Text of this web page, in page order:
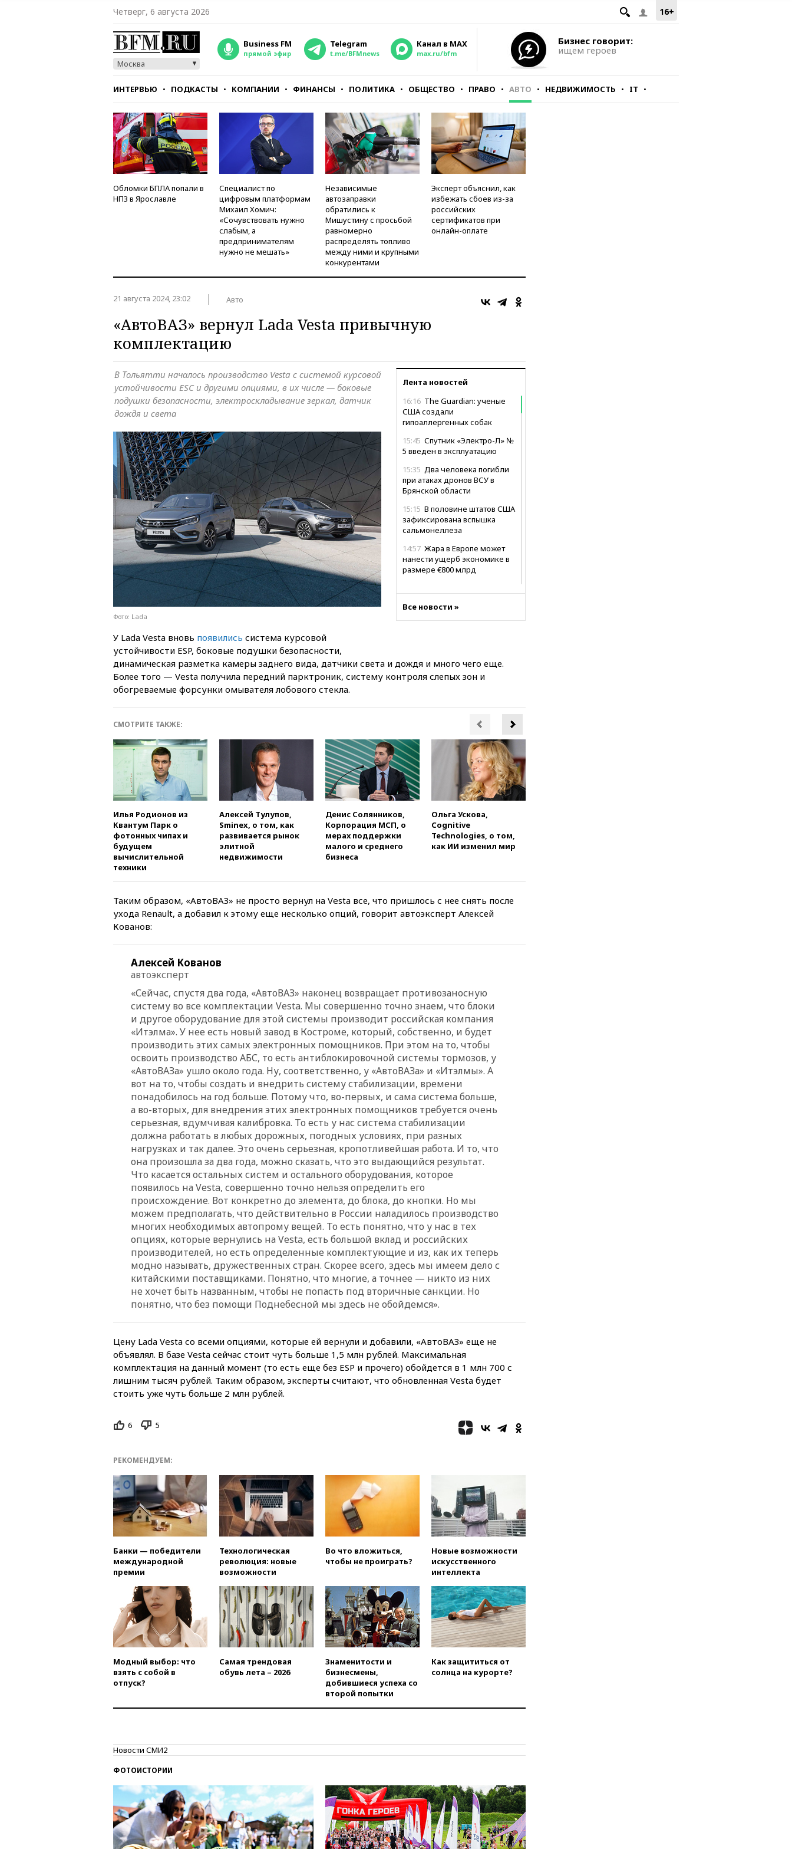
16+
Четверг, 6 августа 2026
Москва
Business FM
прямой эфир
Telegram
t.me/BFMnews
Канал в MAX
max.ru/bfm
Бизнес говорит:
ищем героев
ИНТЕРВЬЮ ПОДКАСТЫ КОМПАНИИ ФИНАНСЫ ПОЛИТИКА ОБЩЕСТВО ПРАВО АВТО НЕДВИЖИМОСТЬ IT
СТИЛЬ ТЕСТЫ
Обломки БПЛА попали в
НПЗ в Ярославле
Специалист по
цифровым платформам
Михаил Хомич:
«Сочувствовать нужно
слабым, а
предпринимателям
нужно не мешать»
Независимые
автозаправки
обратились к
Мишустину с просьбой
равномерно
распределять топливо
между ними и крупными
конкурентами
Эксперт объяснил, как
избежать сбоев из-за
российских
сертификатов при
онлайн-оплате
21 августа 2024, 23:02 Авто
«АвтоВАЗ» вернул Lada Vesta привычную
комплектацию
Лента новостей
16:16 The Guardian: ученые
США создали
гипоаллергенных собак
15:45 Спутник «Электро-Л» №
5 введен в эксплуатацию
15:35 Два человека погибли
при атаках дронов ВСУ в
Брянской области
15:15 В половине штатов США
зафиксирована вспышка
сальмонеллеза
14:57 Жара в Европе может
нанести ущерб экономике в
размере €800 млрд
дефицита боеприпасов
14:21АТОР сообщила о
снижении цен на авиабилеты
14:19Масштабный сбой
«Ведомости»: Озон банк
не пострадает от британских
санкций
13:58
Медведев назвал
Японию вассалом США
13:45
В Петербурге достроили
новый тоннель зеленой ветки
метро
В эфире «Радиостанции
Судного дня» прозвучали три
13:29Восемь человек
автомобиля на толпу в Омске
WP: Трамп определился
12:57В Луганске при ракетном
ударе ВСУ по складу
пострадали пять человек
12:44 МВД: число
преступлений, связанных с
отмыванием денег, достигло
рекордного показателя
12:40
В Подмосковье
женщина и трехлетний
ребенок погибли при падении
из окна
В России с 1 сентября
изменятся билеты на
общественный транспорт
12:15
Иран и Оман
согласовали главные пункты
сделки по открытию
Ормузского пролива
11:58Politico: США
восстановили обмен
разведданными с Украиной
11:58 Великобритания
расширила санкции против
России
В Ярославской области
обломки БПЛА упали в
11:19
МИД России ответил на
критику мэра Хиросимы в
годовщину ядерной
бомбардировки
Оверчук заявил о
Президент ФИФА
10:38
Роскачество нашло
кишечную палочку в бургерах
пяти популярных сетей
фастфуда
СКР рассматривает три
основные версии
произошедшего с Cessna-182
10:18
В Приморье задержаны
подростки, планировавшие
теракт на объекте Росгвардии
09:59
The Spectator:
отсутствие ракет для Patriot у
Украины приведет к
поражению Киева
МВД Германии:
инцидент с дроном в
аэропорту Лейпцига —
«сценарий гибридной атаки»
09:32В Тверской области
09:18В Ярославской области
09:16Трамп сообщил об
огромном запасе боеприпасов
в США
08:54В Таиланде сегодня
Все новости »
В Тольятти началось производство Vesta с системой курсовой
устойчивости ESC и другими опциями, в их числе — боковые
подушки безопасности, электроскладывание зеркал, датчик
дождя и света
Фото: Lada
У Lada Vesta вновь появились система курсовой
устойчивости ESP, боковые подушки безопасности,
динамическая разметка камеры заднего вида, датчики света и дождя и много чего еще.
Более того — Vesta получила передний парктроник, систему контроля слепых зон и
обогреваемые форсунки омывателя лобового стекла.
СМОТРИТЕ ТАКЖЕ:
Илья Родионов из
Квантум Парк о
фотонных чипах и
будущем
вычислительной
техники
Алексей Тулупов,
Sminex, о том, как
развивается рынок
элитной
недвижимости
Денис Солянников,
Корпорация МСП, о
мерах поддержки
малого и среднего
бизнеса
Ольга Ускова,
Cognitive
Technologies, о том,
как ИИ изменил мир
Таким образом, «АвтоВАЗ» не просто вернул на Vesta все, что пришлось с нее снять после
ухода Renault, а добавил к этому еще несколько опций, говорит автоэксперт Алексей
Кованов:
Алексей Кованов
автоэксперт
«Сейчас, спустя два года, «АвтоВАЗ» наконец возвращает противозаносную
систему во все комплектации Vesta. Мы совершенно точно знаем, что блоки
и другое оборудование для этой системы производит российская компания
«Итэлма». У нее есть новый завод в Костроме, который, собственно, и будет
производить этих самых электронных помощников. При этом на то, чтобы
освоить производство АБС, то есть антиблокировочной системы тормозов, у
«АвтоВАЗа» ушло около года. Ну, соответственно, у «АвтоВАЗа» и «Итэлмы». А
вот на то, чтобы создать и внедрить систему стабилизации, времени
понадобилось на год больше. Потому что, во-первых, и сама система больше,
а во-вторых, для внедрения этих электронных помощников требуется очень
серьезная, вдумчивая калибровка. То есть у нас система стабилизации
должна работать в любых дорожных, погодных условиях, при разных
нагрузках и так далее. Это очень серьезная, кропотливейшая работа. И то, что
она произошла за два года, можно сказать, что это выдающийся результат.
Что касается остальных систем и остального оборудования, которое
появилось наVesta, совершенно точно нельзя определить его
происхождение. Вот конкретно до элемента, до блока, до кнопки. Но мы
можем предполагать, что действительно в России наладилось производство
многих необходимых автопрому вещей. То есть понятно, что у нас в тех
опциях, которые вернулись наVesta, есть большой вклад и российских
производителей, но есть определенные комплектующие и из, как их теперь
модно называть, дружественных стран. Скорее всего, здесь мы имеем дело с
китайскими поставщиками. Понятно, что многие, а точнее — никто из них
не хочет быть названным, чтобы не попасть под вторичные санкции. Но
понятно, что без помощи Поднебесной мы здесь не обойдемся».
Цену Lada Vesta со всеми опциями, которые ей вернули и добавили, «АвтоВАЗ» еще не
объявлял. В базе Vesta сейчас стоит чуть больше 1,5 млн рублей. Максимальная
комплектация на данный момент (то есть еще без ESP и прочего) обойдется в 1 млн 700 с
лишним тысяч рублей. Таким образом, эксперты считают, что обновленная Vesta будет
стоить уже чуть больше 2 млн рублей.
6 5
РЕКОМЕНДУЕМ:
Банки — победители
международной
премии
Технологическая
революция: новые
возможности
Во что вложиться,
чтобы не проиграть?
Новые возможности
искусственного
интеллекта
Модный выбор: что
взять с собой в
отпуск?
Самая трендовая
обувь лета – 2026
Знаменитости и
бизнесмены,
добившиеся успеха со
второй попытки
Как защититься от
солнца на курорте?
Новости СМИ2
ФОТОИСТОРИИ